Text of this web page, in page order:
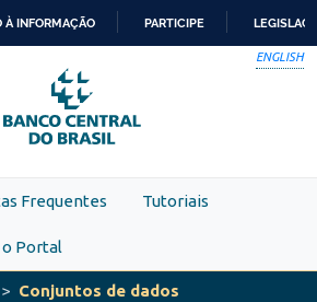
PARA
O
CONTEÚDO
À INFORMAÇÃO PARTICIPE
ENGLISH
Frequentes Tutoriais
Portal
Conjuntos de dados